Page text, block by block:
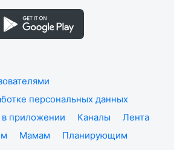
персональных данных
приложении Каналы
Лента
Мамам
Планирующим